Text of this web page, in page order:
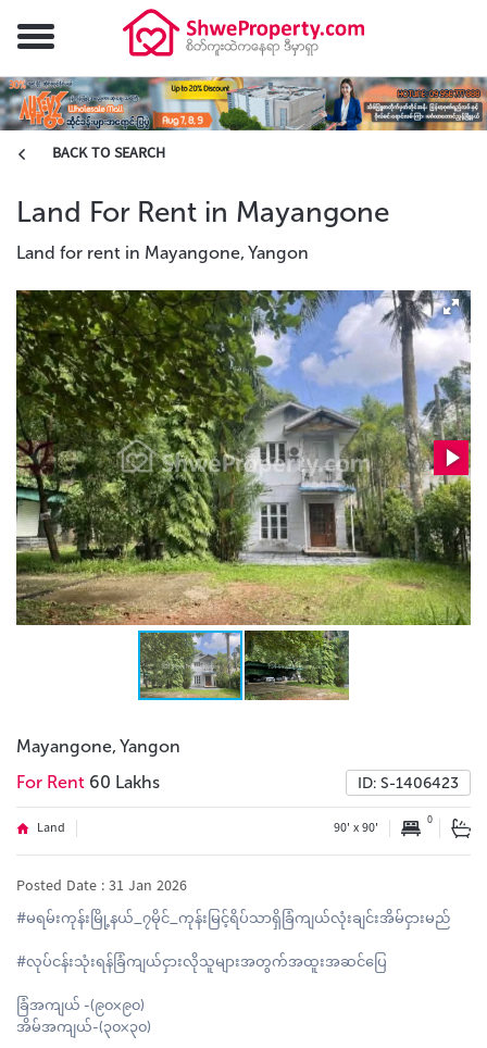
Land For Rent in Mayangone
Land for rent in Mayangone, Yangon
BACK TO SEARCH
Mayangone, Yangon
For Rent 60 Lakhs ID: S-1406423
Land 90' x 90' 0
Posted Date : 31 Jan 2026
#မရမ်းကုန်းမြို့နယ်_၇မိုင်_ကုန်းမြင့်ရိပ်သာရှိခြံကျယ်လုံးချင်းအိမ်ငှားမည်
#လုပ်ငန်းသုံးရန်ခြံကျယ်ငှားလိုသူများအတွက်အထူးအဆင်ပြေ
ခြံအကျယ် -(၉၀×၉၀)
အိမ်အကျယ်-(၃၀×၃၀)